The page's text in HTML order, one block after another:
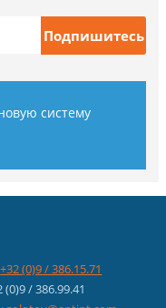
систему
+32 (0)9 / 386.15.71
(0)9 / 386.99.41